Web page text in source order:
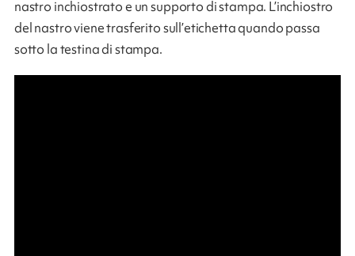
nastro inchiostrato e un supporto di stampa. L’inchiostro
del nastro viene trasferito sull’etichetta quando passa
sotto la testina di stampa.